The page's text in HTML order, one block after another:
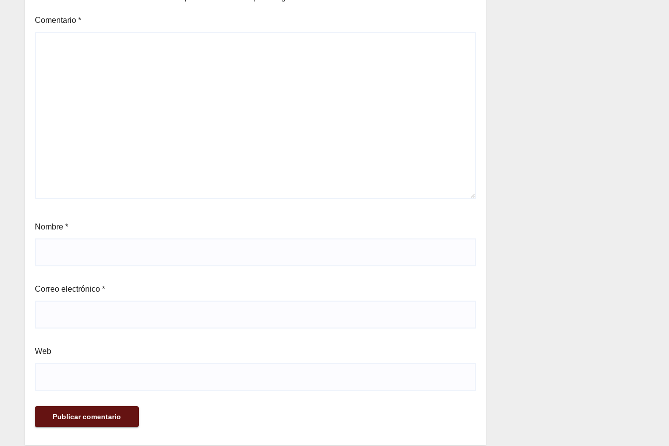
Comentario *
Nombre *
Correo electrónico *
Web